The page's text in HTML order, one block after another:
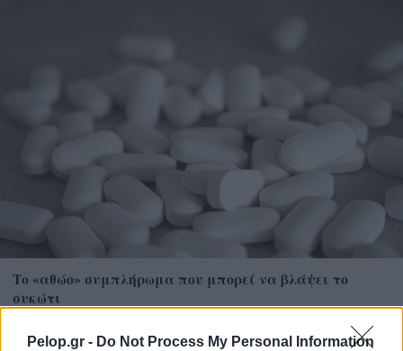
Pelop.gr - Do Not Process My Personal Information
Το «αθώο» συμπλήρωμα που μπορεί να βλάψει το
συκώτι